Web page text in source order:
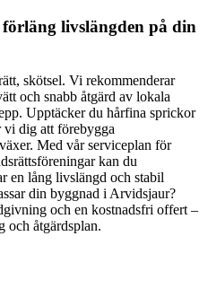
livslängden på din
skötsel. Vi rekommenderar
och snabb åtgärd av lokala
Upptäcker du hårfina sprickor
vi dig att förebygga
Med vår serviceplan för
kan du
en lång livslängd och stabil
din byggnad i Arvidsjaur?
och en kostnadsfri offert –
och åtgärdsplan.